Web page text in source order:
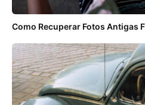
Como Recuperar Fotos Antigas